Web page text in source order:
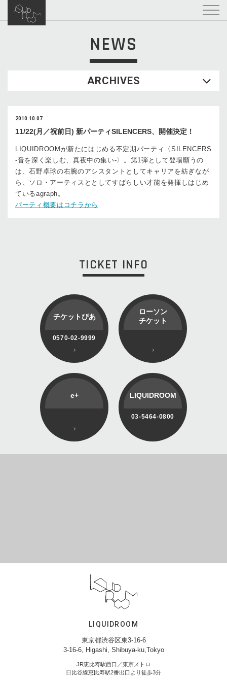
NEWS
ARCHIVES
2010.10.07
11/22(月／祝前日) 新パーティSILENCERS、開催決定！
LIQUIDROOMが新たにはじめる不定期パーティ〈SILENCERS
-音を深く楽しむ、真夜中の集い-〉。第1弾として登場願うの
は、石野卓球の右腕のアシスタントとしてキャリアを紡ぎなが
ら、ソロ・アーティスととしてすばらしい才能を発揮しはじめ
ているagraph。
パーティ概要はコチラから
TICKET INFO
チケットぴあ
0570-02-9999
ローソン
チケット
e+ LIQUIDROOM
03-5464-0800
LIQUIDROOM
東京都渋谷区東3-16-6
3-16-6, Higashi, Shibuya-ku,Tokyo
JR恵比寿駅西口／東京メトロ
日比谷線恵比寿駅2番出口より徒歩3分